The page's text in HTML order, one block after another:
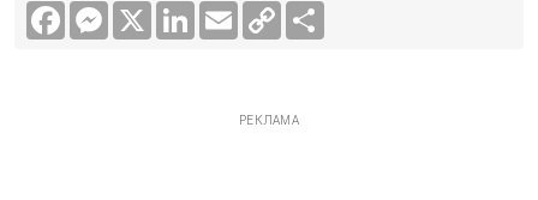
FacebookMessenger LinkedInEmail
Copy
Link
РЕКЛАМА